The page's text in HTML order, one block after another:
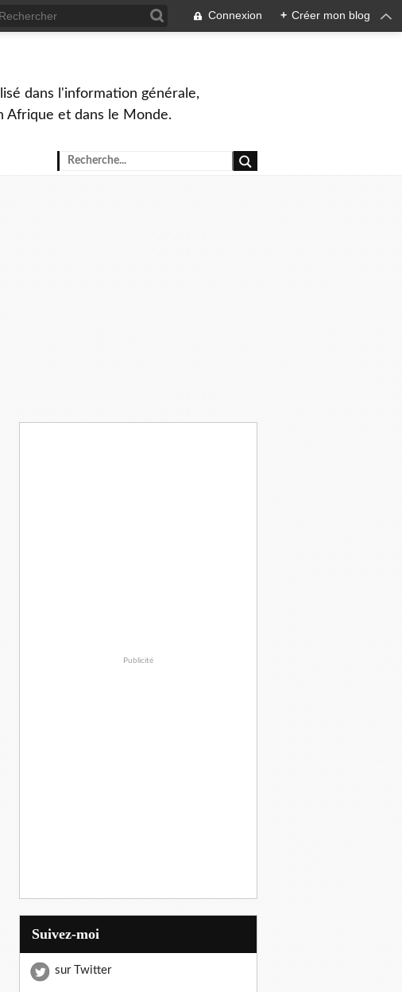
Connexion + Créer mon blog
dans l'information générale,
Afrique et dans le Monde.
Publicité
Suivez-moi
sur Twitter